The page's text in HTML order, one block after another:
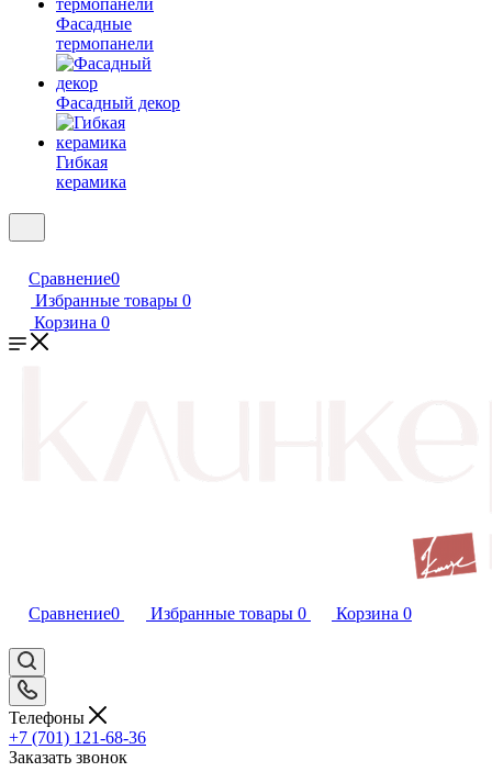
Фасадные
термопанели
Фасадный декор
Гибкая
керамика
Сравнение0
Избранные товары 0
Корзина 0
Сравнение0 Избранные товары 0 Корзина 0
Телефоны
+7 (701) 121-68-36
Заказать звонок